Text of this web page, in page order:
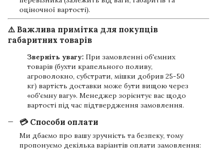
оціночної вартості).
⚠️ Важлива примітка для покупців
габаритних товарів
Зверніть увагу: При замовленні об'ємних
товарів (бухти крапельного поливу,
агроволокно, субстрати, мішки добрив 25-50
кг) вартість доставки може бути вищою через
«об'ємну вагу». Менеджер зорієнтує вас щодо
вартості під час підтвердження замовлення.
💳 Способи оплати
Ми дбаємо про вашу зручність та безпеку, тому
пропонуємо декілька варіантів оплати замовлення: